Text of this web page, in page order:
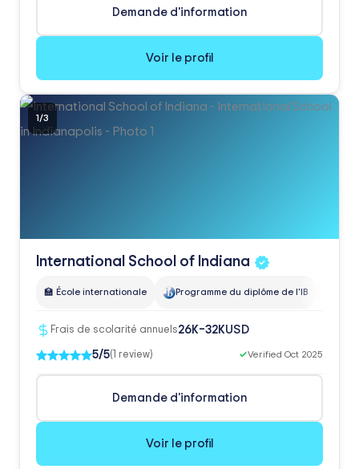
Demande d'information
Voir le profil
1/3
International School of Indiana
🏫 École internationale Programme du diplôme de l'IB
Frais de scolarité annuels26K–32KUSD
5/5(1 review) ✓Verified Oct 2025
Demande d'information
Voir le profil